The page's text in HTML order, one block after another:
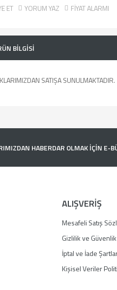
ET YORUM YAZ FİYAT ALARMI
BİLGİSİ
SATIŞA SUNULMAKTADIR.
bozuk veya görüntülenemiyor.
alternatifler olmalı.
HABERDAR OLMAK İÇİN E-
ALIŞVERİŞ
Mesafeli Satış
Gizlilik ve Güvenlik
İptal ve İade
Kişisel Veriler